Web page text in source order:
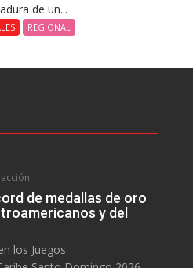
de un...
REGIONAL
de medallas de oro
y del
los Juegos